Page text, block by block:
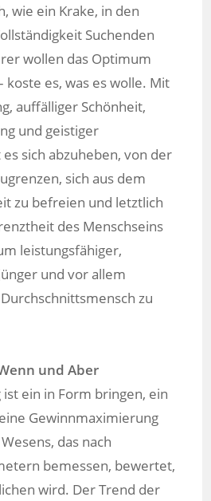
wie ein Krake, in den
Suchenden
wollen das Optimum
koste es, was es wolle. Mit
auffälliger Schönheit,
und geistiger
sich abzuheben, von der
sich aus dem
zu befreien und letztlich
des Menschseins
leistungsfähiger,
und vor allem
zu
und Aber
ein in Form bringen, ein
Gewinnmaximierung
das nach
bemessen, bewertet,
wird. Der Trend der